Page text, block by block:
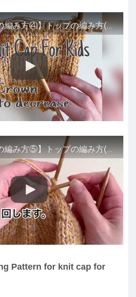
【どんぐり帽子の編み方④】トップの編み方(1/2)/【Knit Cap for kids】- Top Crown(1/2)
【どんぐり帽子の編み方⑤】トップの編み方(2/2)/【Knit Cap for kids】- Top Crown(2/2)
Pattern for knit cap for